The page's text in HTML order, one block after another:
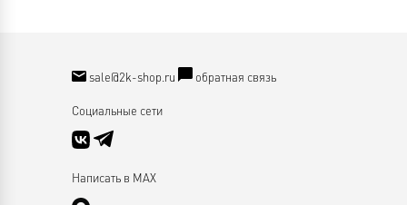
sale@2k-shop.ru обратная связь
Социальные сети
Написать в MAX